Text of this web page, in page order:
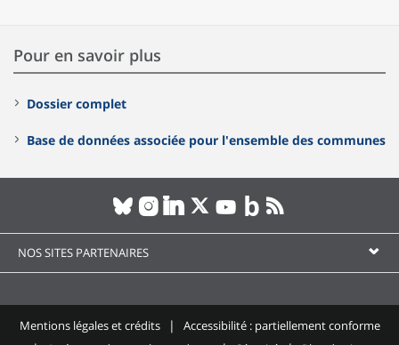
Pour en savoir plus
Dossier complet
Base de données associée pour l'ensemble des communes
NOS SITES PARTENAIRES
Mentions légales et crédits
Accessibilité : partiellement conforme